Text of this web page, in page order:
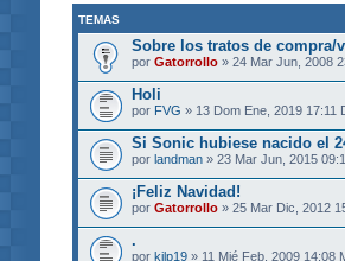
TEMAS
Sobre los tratos de compra/
por Gatorrollo » 24 Mar Jun, 2008
Holi
por FVG » 13 Dom Ene, 2019 17:11
Si Sonic hubiese nacido el
por landman » 23 Mar Jun, 2015
¡Feliz Navidad!
por Gatorrollo » 25 Mar Dic, 2012
.
por kilp19 » 11 Mié Feb, 2009 14:08